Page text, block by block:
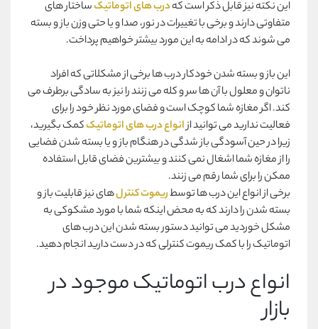
این نکته نیز قابل ذکر است کهدرب های اتوماتیکساختار های
متفاوتی دارند و برخی با تغییرات در نور، صدا و یا حتی وزن باز و بسته
می شوند که در ادامه به این مورد بیشتر خواهیم پرداخت.
این باز و بسته شدن خودکار درب ها برخی از مشکلاتی که افراد
ناتوان و معلول با آن ها سر و کله می زنند را نیز به سادگی برطرف می
کند. اگر مغازه شما کوچک است و فضای مورد نظر خود را برای
فعالیت ندارید می توانید ازانواع درب های اتوماتیککمک بگیرید،
زیرا در حین آسودگی باز شدگی در هنگام باز و یا بسته شدن فضایی
را از مغازه شما اشغال نمی کنند و بیشترین فضای قابل استفاده
ممکن را برای شما رقم می زنند.
برخی از انواع این درب ها توسطریموت کنترلهای نیز قابلیت باز و
بسته شدن را دارند که به محض اینکه شما با مورد مشکوکی به
مشکل خوردید می توانید دستور بسته شدن این درب های
اتوماتیک را با کمک ریموت کنترلی که در دست دارید انجام دهید.
انواع درب اتوماتیک موجود در
بازار